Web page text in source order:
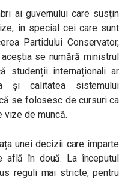
ai guvernului care susțin
în special cei care sunt
Partidului Conservator,
se numără ministrul
studenții internaționali ar
și calitatea sistemului
se folosesc de cursuri ca
vize de muncă.
unei decizii care împarte
află în două. La începutul
reguli mai stricte, pentru